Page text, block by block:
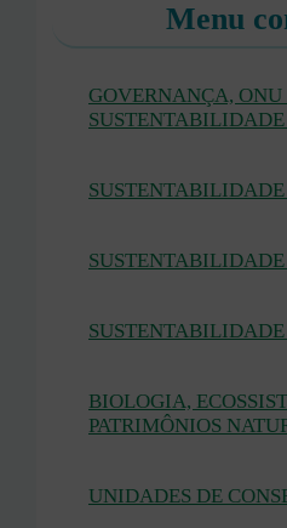
Menu
GOVERNANÇA, ONU
BIOLOGIA,
PATRIMÔNIOS
UNIDADES DE